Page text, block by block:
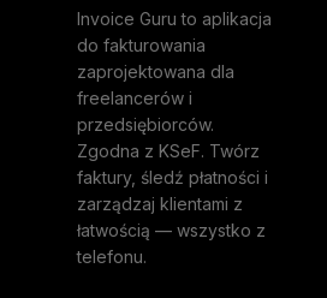
Invoice Guru to aplikacja
do fakturowania
zaprojektowana dla
freelancerów i
przedsiębiorców.
Zgodna z KSeF. Twórz
faktury, śledź płatności i
zarządzaj klientami z
łatwością — wszystko z
telefonu.